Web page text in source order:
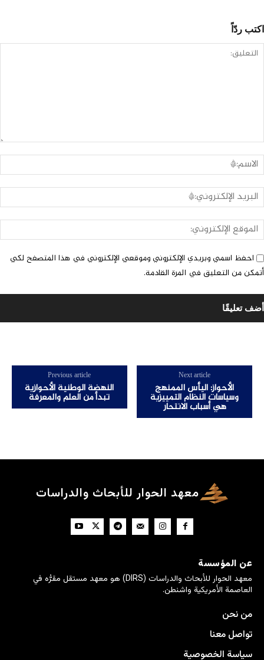
اكتب ردّاً
احفظ اسمي وبريدي الإلكتروني وموقعي الإلكتروني في هذا المتصفح لكي
أتمكن من التعليق في المرة القادمة.
Previous article
النهضة الوطنية الأحوازية
تبدأ من العلم والمعرفة
Next article
الأحواز: اليأس الممنهج
وسياسات النظام التمييزية
هي أسباب الانتحار
معهد الحوار للأبحاث والدراسات
عن المؤسسة
معهد الحوار للأبحاث والدراسات (DIRS) هو معهد مستقل مقرُّه في
العاصمة الأمريكية واشنطن.
من نحن
تواصل معنا
سياسة الخصوصية